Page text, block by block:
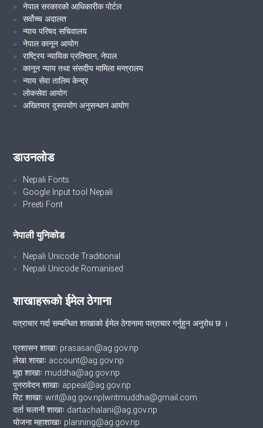
नेपाल सरकारको आधिकारीक पोर्टल
सर्वोच्च अदालत
न्याय परिषद सचिवालय
नेपाल कानून आयोग
राष्ट्रिय न्यायिक प्रतिष्ठान, नेपाल
कानून न्याय तथा संसदीय मामिला मन्त्रालय
न्याय सेवा तालिम केन्द्र
लोकसेवा आयोग
अख्तियार दुरूपयोग अनुसन्धान आयोग
डाउनलोड
Nepali Fonts
Google Input tool Nepali
Preeti Font
नेपाली युनिकोड
Nepali Unicode Traditional
Nepali Unicode Romanised
शाखाहरूको ईमेल ठेगाना
पत्राचार गर्दा सम्बन्धित शाखाको ईमेल ठेगानामा पत्राचार गर्नुहुन अनुरोध छ ।
प्रशासन शाखाः prasasan@ag.gov.np
लेखा शाखाः account@ag.gov.np
मुद्दा शाखाः muddha@ag.gov.np
पुनरावेदन शाखाः appeal@ag.gov.np
रिट शाखाः writ@ag.gov.np|writmuddha@gmail.com
दर्ता चलानी शाखाः dartachalani@ag.gov.np
योजना महाशाखाः planning@ag.gov.np